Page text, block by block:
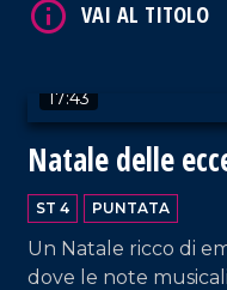
17:43
Natale delle
Belvedere
ST 4 PUNTATA
Un Natale ricco di
dove le note
VAI AL TITOLO